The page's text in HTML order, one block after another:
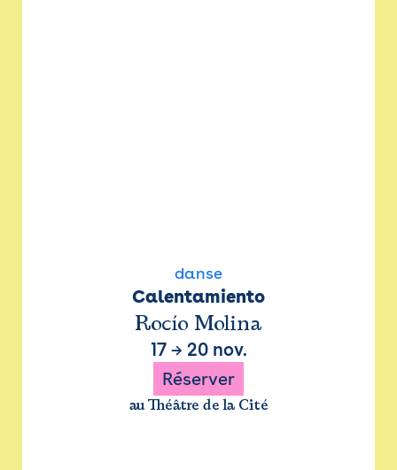
danse
Calentamiento
Rocío Molina
17→ 20 nov.
Réserver
au Théâtre de la Cité